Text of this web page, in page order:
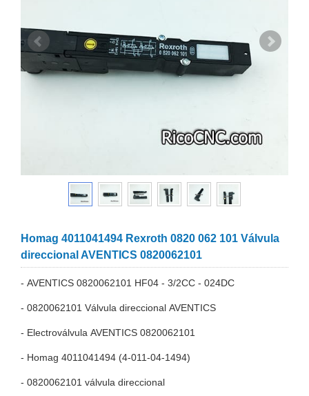
Homag 4011041494 Rexroth 0820 062 101 Válvula
direccional AVENTICS 0820062101
- AVENTICS 0820062101 HF04 - 3/2CC - 024DC
- 0820062101 Válvula direccional AVENTICS
- Electroválvula AVENTICS 0820062101
- Homag 4011041494 (4-011-04-1494)
- 0820062101 válvula direccional